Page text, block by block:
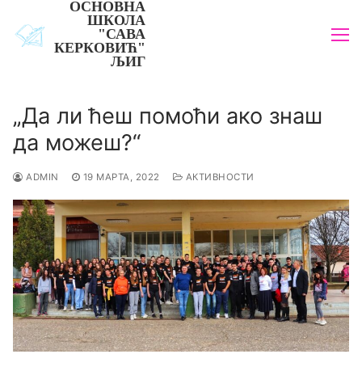
садржаја
ОСНОВНА
ШКОЛА
"САВА
КЕРКОВИЋ"
ЉИГ
„Да ли ћеш помоћи ако знаш
да можеш?“
ADMIN 19 МАРТА, 2022 АКТИВНОСТИ